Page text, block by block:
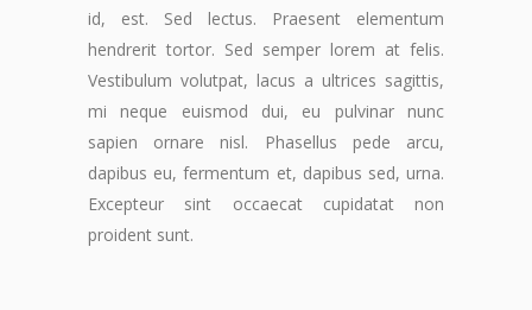
id, est. Sed lectus. Praesent elementum
hendrerit tortor. Sed semper lorem at felis.
Vestibulum volutpat, lacus a ultrices sagittis,
mi neque euismod dui, eu pulvinar nunc
sapien ornare nisl. Phasellus pede arcu,
dapibus eu, fermentum et, dapibus sed, urna.
Excepteur sint occaecat cupidatat non
proident sunt.